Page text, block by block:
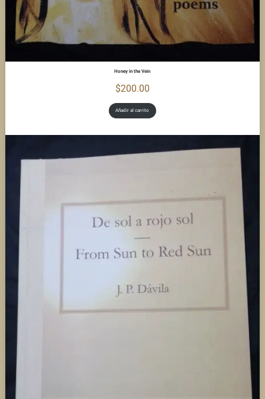
Honey in the Vein
$200.00
Añadir al carrito